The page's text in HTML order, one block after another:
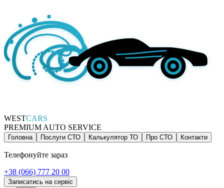
WESTCARS
PREMIUM AUTO SERVICE
Головна Послуги СТО Калькулятор ТО Про СТО Контакти
Телефонуйте зараз
+38 (066) 777 20 00
Записатись на сервіс